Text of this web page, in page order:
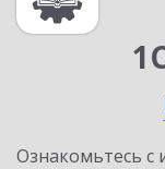
Ознакомьтесь